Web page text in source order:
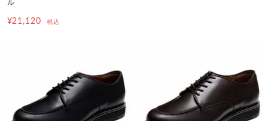
ル
¥21,120 税込